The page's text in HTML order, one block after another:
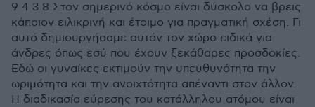
9 4 3 8 Στον σημερινό κόσμο είναι δύσκολο να βρεις
κάποιον ειλικρινή και έτοιμο για πραγματική σχέση. Γι
αυτό δημιουργήσαμε αυτόν τον χώρο ειδικά για
άνδρες όπως εσύ που έχουν ξεκάθαρες προσδοκίες.
Εδώ οι γυναίκες εκτιμούν την υπευθυνότητα την
ωριμότητα και την ανοιχτότητα απέναντι στον άλλον.
Η διαδικασία εύρεσης του κατάλληλου ατόμου είναι